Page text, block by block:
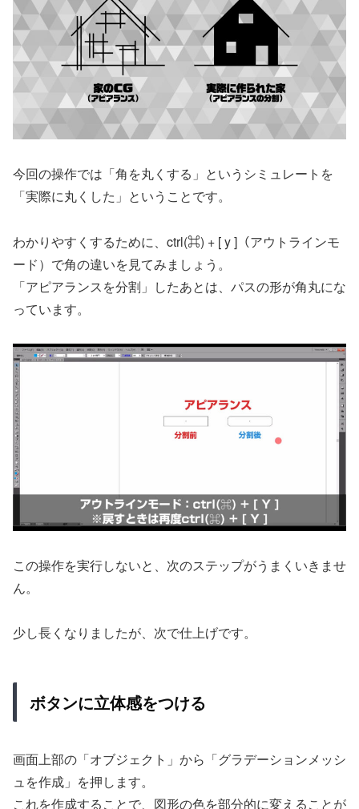
今回の操作では「角を丸くする」というシミュレートを
「実際に丸くした」ということです。
わかりやすくするために、ctrl(⌘) + [ y ]（アウトラインモ
ード）で角の違いを見てみましょう。
「アピアランスを分割」したあとは、パスの形が角丸にな
っています。
この操作を実行しないと、次のステップがうまくいきませ
ん。
少し長くなりましたが、次で仕上げです。
ボタンに立体感をつける
画面上部の「オブジェクト」から「グラデーションメッシ
ュを作成」を押します。
これを作成することで、図形の色を部分的に変えることが